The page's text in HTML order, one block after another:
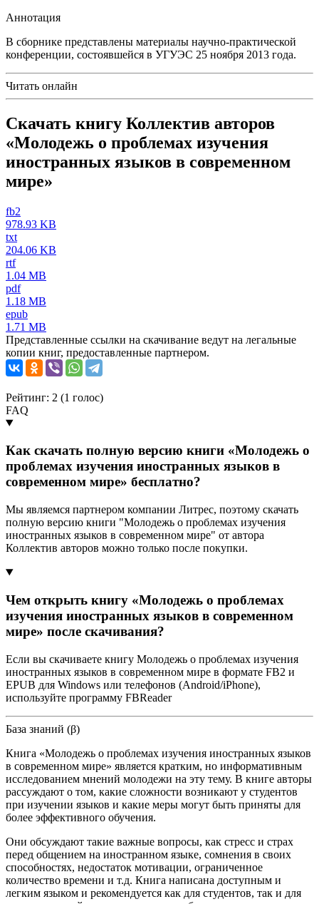
Аннотация
В сборнике представлены материалы научно-практической
конференции, состоявшейся в УГУЭС 25 ноября 2013 года.
Читать онлайн
Скачать книгу Коллектив авторов
«Молодежь о проблемах изучения
иностранных языков в современном
мире»
fb2
978.93 KB
txt
204.06 KB
rtf
1.04 MB
pdf
1.18 MB
epub
1.71 MB
Представленные ссылки на скачивание ведут на легальные
копии книг, предоставленные партнером.
Рейтинг: 2 (1 голос)
FAQ
Как скачать полную версию книги «Молодежь о
проблемах изучения иностранных языков в
современном мире» бесплатно?
Мы являемся партнером компании Литрес, поэтому скачать
полную версию книги "Молодежь о проблемах изучения
иностранных языков в современном мире" от автора
Коллектив авторов можно только после покупки.
Чем открыть книгу «Молодежь о проблемах
изучения иностранных языков в современном
мире» после скачивания?
Если вы скачиваете книгу Молодежь о проблемах изучения
иностранных языков в современном мире в формате FB2 и
EPUB для Windows или телефонов (Android/iPhone),
используйте программу FBReader
База знаний (β)
Книга «Молодежь о проблемах изучения иностранных языков
в современном мире» является кратким, но информативным
исследованием мнений молодежи на эту тему. В книге авторы
рассуждают о том, какие сложности возникают у студентов
при изучении языков и какие меры могут быть приняты для
более эффективного обучения.
Они обсуждают такие важные вопросы, как стресс и страх
перед общением на иностранном языке, сомнения в своих
способностях, недостаток мотивации, ограниченное
количество времени и т.д. Книга написана доступным и
легким языком и рекомендуется как для студентов, так и для